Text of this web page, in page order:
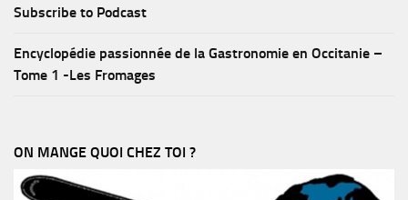
Subscribe to Podcast
Encyclopédie passionnée de la Gastronomie en Occitanie –
Tome 1 -Les Fromages
ON MANGE QUOI CHEZ TOI ?